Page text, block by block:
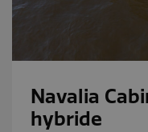
Navalia
hybride